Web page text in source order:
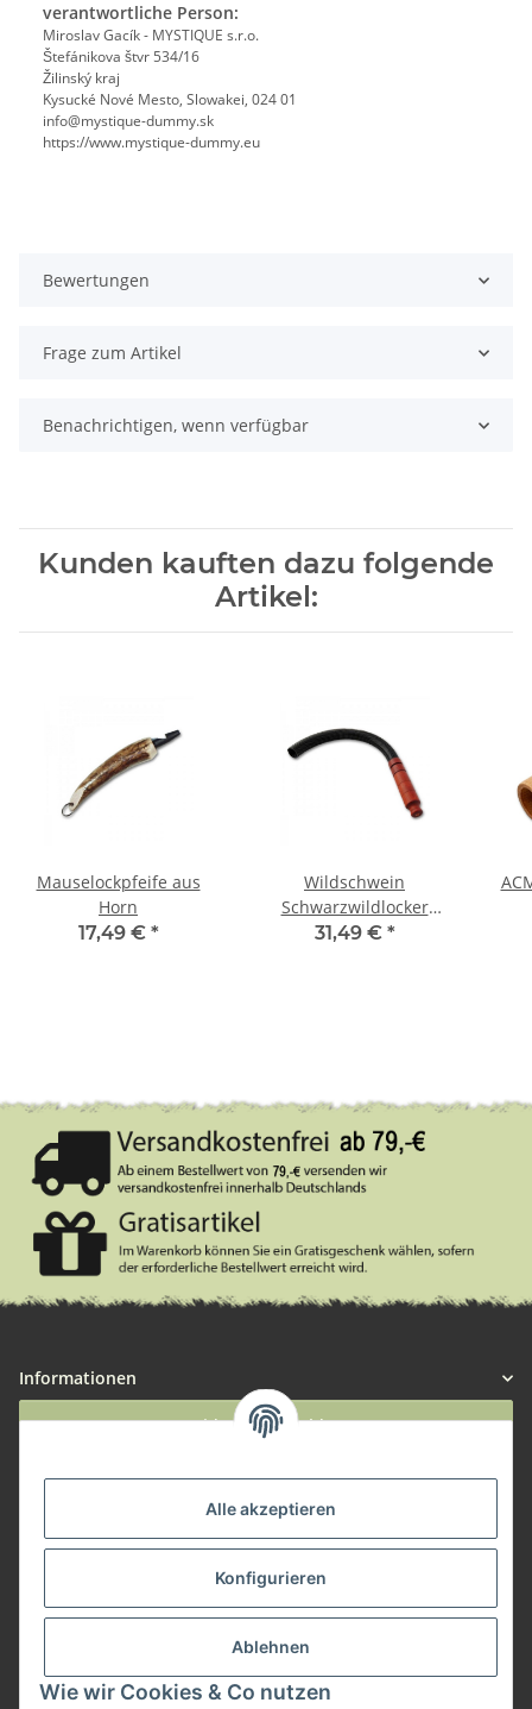
Alle akzeptieren
Konfigurieren
Ablehnen
Wie wir Cookies & Co nutzen
verantwortliche Person:
Miroslav Gacík - MYSTIQUE s.r.o.
Štefánikova štvr 534/16
Žilinský kraj
Kysucké Nové Mesto, Slowakei, 024 01
info@mystique-dummy.sk
https://www.mystique-dummy.eu
Bewertungen
Frage zum Artikel
Benachrichtigen, wenn verfügbar
Kunden kauften dazu folgende
Artikel:
Mauselockpfeife aus
Horn
17,49 € *
Wildschwein
Schwarzwildlocker
Lockpfeife Locker
31,49 € *
Informationen
Widerruf anmelden
Herstellerinformationen